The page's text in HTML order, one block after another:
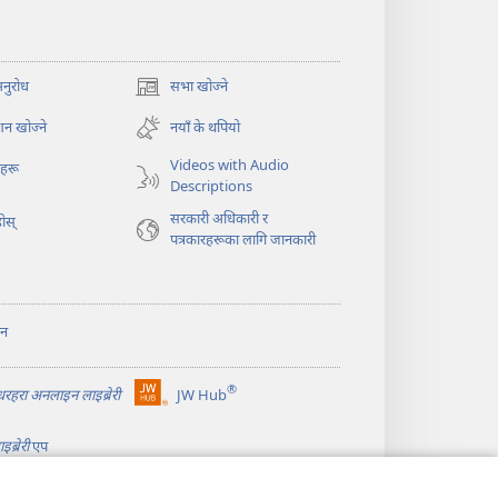
सभा खोज्ने
(ब्राउजरको
अर्को
ट्याबमा
पृष्ठ
खोज्ने नयाँ के थपियो
Videos with Audio
Descriptions
सरकारी अधिकारी र
पत्रकारहरूका लागि जानकारी
अनलाइन लाइब्रेरी JW Hub®
(ब्राउजरको
एप